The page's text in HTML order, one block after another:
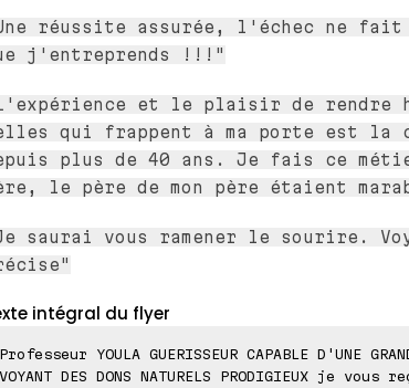
réussite assurée, l'échec ne fait
j'entreprends !!!"
et le plaisir de rendre
qui frappent à ma porte est la
plus de 40 ans. Je fais ce
le père de mon père étaient
saurai vous ramener le sourire.
intégral du flyer
Professeur YOULA GUERISSEUR CAPABLE D'UNE
VOYANT DES DONS NATURELS PRODIGIEUX je